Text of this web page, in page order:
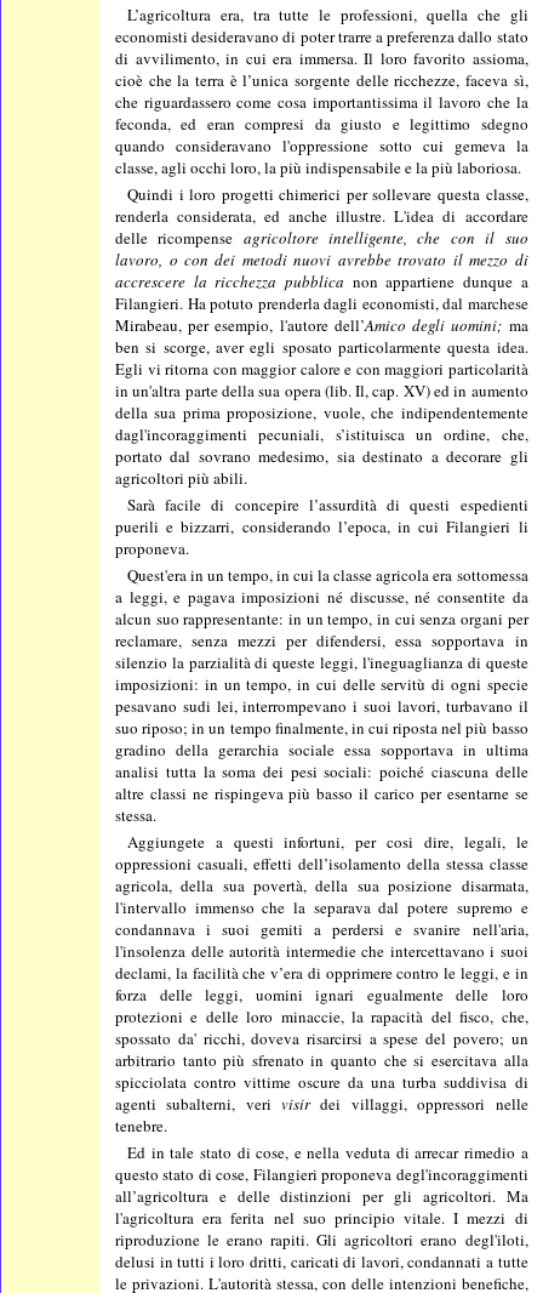
L’agricoltura era, tra tutte le professioni, quella che gli
economisti desideravano di poter trarre a preferenza dallo stato
di avvilimento, in cui era immersa. Il loro favorito assioma,
cioè che la terra è l’unica sorgente delle ricchezze, faceva sì,
che riguardassero come cosa importantissima il lavoro che la
feconda, ed eran compresi da giusto e legittimo sdegno
quando consideravano l'oppressione sotto cui gemeva la
classe, agli occhi loro, la più indispensabile e la più laboriosa.
Quindi i loro progetti chimerici per sollevare questa classe,
renderla considerata, ed anche illustre. L'idea di accordare
delle ricompense agricoltore intelligente, che con il suo
lavoro, o con dei metodi nuovi avrebbe trovato il mezzo di
accrescere la ricchezza pubblica non appartiene dunque a
Filangieri. Ha potuto prenderla dagli economisti, dal marchese
Mirabeau, per esempio, l'autore dell’Amico degli uomini; ma
ben si scorge, aver egli sposato particolarmente questa idea.
Egli vi ritorna con maggior calore e con maggiori particolarità
in un'altra parte della sua opera (lib. Il, cap. XV) ed in aumento
della sua prima proposizione, vuole, che indipendentemente
dagl'incoraggimenti pecuniali, s’istituisca un ordine, che,
portato dal sovrano medesimo, sia destinato a decorare gli
agricoltori più abili.
Sarà facile di concepire l’assurdità di questi espedienti
puerili e bizzarri, considerando l’epoca, in cui Filangieri li
proponeva.
Quest'era in un tempo, in cui la classe agricola era sottomessa
a leggi, e pagava imposizioni né discusse, né consentite da
alcun suo rappresentante: in un tempo, in cui senza organi per
reclamare, senza mezzi per difendersi, essa sopportava in
silenzio la parzialità di queste leggi, l'ineguaglianza di queste
imposizioni: in un tempo, in cui delle servitù di ogni specie
pesavano sudi lei, interrompevano i suoi lavori, turbavano il
suo riposo; in un tempo finalmente, in cui riposta nel più basso
gradino della gerarchia sociale essa sopportava in ultima
analisi tutta la soma dei pesi sociali: poiché ciascuna delle
altre classi ne rispingeva più basso il carico per esentarne se
stessa.
Aggiungete a questi infortuni, per cosi dire, legali, le
oppressioni casuali, effetti dell’isolamento della stessa classe
agricola, della sua povertà, della sua posizione disarmata,
l'intervallo immenso che la separava dal potere supremo e
condannava i suoi gemiti a perdersi e svanire nell'aria,
l'insolenza delle autorità intermedie che intercettavano i suoi
declami, la facilità che v’era di opprimere contro le leggi, e in
forza delle leggi, uomini ignari egualmente delle loro
protezioni e delle loro minaccie, la rapacità del fisco, che,
spossato da' ricchi, doveva risarcirsi a spese del povero; un
arbitrario tanto più sfrenato in quanto che si esercitava alla
spicciolata contro vittime oscure da una turba suddivisa di
agenti subalterni, verivisirdei villaggi, oppressori nelle
tenebre.
Ed in tale stato di cose, e nella veduta di arrecar rimedio a
questo stato di cose, Filangieri proponeva degl'incoraggimenti
all’agricoltura e delle distinzioni per gli agricoltori. Ma
l'agricoltura era ferita nel suo principio vitale. I mezzi di
riproduzione le erano rapiti. Gli agricoltori erano degl'iloti,
delusi in tutti i loro dritti, caricati di lavori, condannati a tutte
le privazioni. L'autorità stessa, con delle intenzioni benefiche,